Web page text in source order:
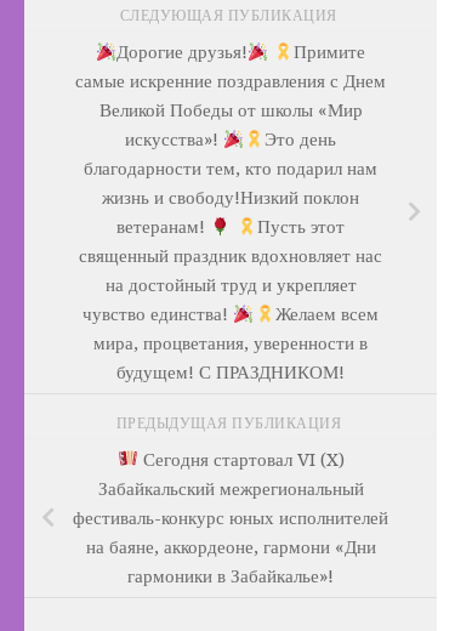
СЛЕДУЮЩАЯ ПУБЛИКАЦИЯ
Дорогие друзья!
Примите
самые искренние поздравления с Днем
Великой Победы от школы «Мир
искусства»!
Это день
благодарности тем, кто подарил нам
жизнь и свободу!Низкий поклон
ветеранам!
Пусть этот
священный праздник вдохновляет нас
на достойный труд и укрепляет
чувство единства!
Желаем всем
мира, процветания, уверенности в
будущем! С ПРАЗДНИКОМ!
ПРЕДЫДУЩАЯ ПУБЛИКАЦИЯ
Сегодня стартовал VI (X)
Забайкальский межрегиональный
фестиваль-конкурс юных исполнителей
на баяне, аккордеоне, гармони «Дни
гармоники в Забайкалье»!